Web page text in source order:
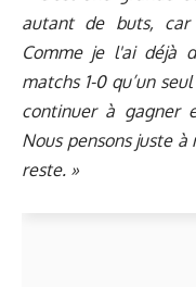
autant de buts,
Comme je l'ai déjà
matchs 1-0 qu’un
continuer à gagner
Nous pensons juste
reste. »